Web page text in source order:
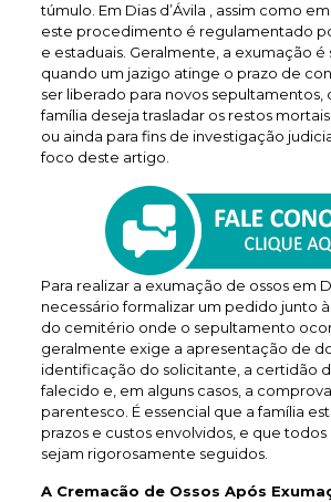
túmulo. Em Dias d’Ávila , assim como
este procedimento é regulamentado
e estaduais. Geralmente, a exumação é
quando um jazigo atinge o prazo de
ser liberado para novos sepultamentos,
família deseja trasladar os restos
ou ainda para fins de investigação
foco deste artigo.
Para realizar a exumação de ossos em
necessário formalizar um pedido junto
do cemitério onde o sepultamento
geralmente exige a apresentação de
identificação do solicitante, a certidão
falecido e, em alguns casos, a
parentesco. É essencial que a família
prazos e custos envolvidos, e que todos
sejam rigorosamente seguidos.
A Cremacão de Ossos Após